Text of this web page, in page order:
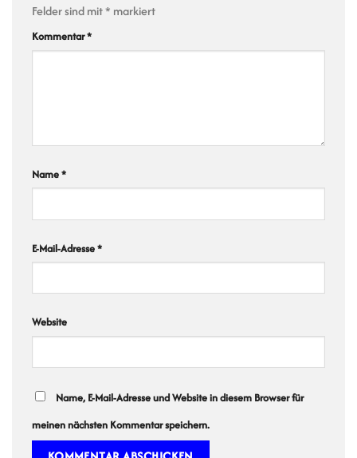
Felder sind mit* markiert
Kommentar*
Name*
E-Mail-Adresse*
Website
Name, E-Mail-Adresse und Website in diesem Browser für
meinen nächsten Kommentar speichern.